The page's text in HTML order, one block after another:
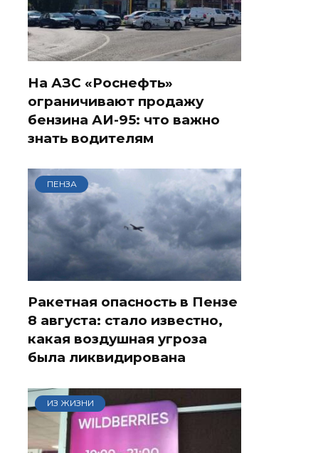
На АЗС «Роснефть»
ограничивают продажу
бензина АИ-95: что важно
знать водителям
ПЕНЗА
Ракетная опасность в Пензе
8 августа: стало известно,
какая воздушная угроза
была ликвидирована
ИЗ ЖИЗНИ